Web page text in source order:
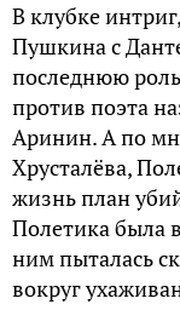
В клубке
Пушкина с
последнюю
против поэта
Аринин. А по
Хрусталёва,
жизнь план
Полетика была
ним пыталась
вокруг